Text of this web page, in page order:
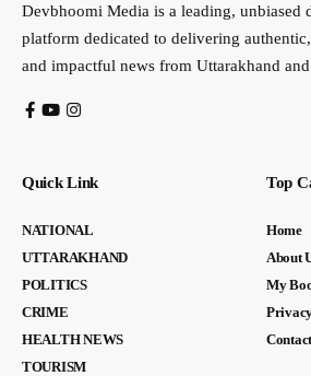
Devbhoomi Media is a leading, unbiased
platform dedicated to delivering
and impactful news from Uttarakhand
Quick Link
NATIONAL
UTTARAKHAND
POLITICS
CRIME
HEALTH NEWS
TOURISM
Top
Home
About
My